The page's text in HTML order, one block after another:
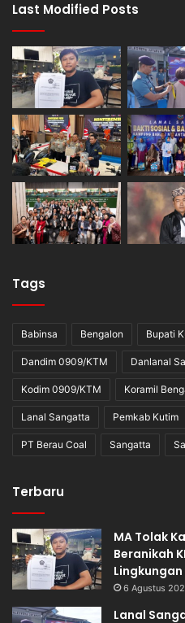
Last Modified Posts
Tags
Babinsa Bengalon Bupati
Dandim 0909/KTM Danlanal
Kodim 0909/KTM Koramil
Lanal Sangatta Pemkab Kutim
PT Berau Coal Sangatta
Terbaru
MA Tolak
Beranikah
Lingkungan
6 Agustus
Lanal